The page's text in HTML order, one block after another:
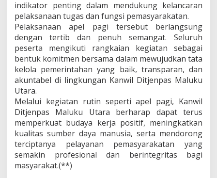
indikator penting dalam mendukung kelancaran
pelaksanaan tugas dan fungsi pemasyarakatan.
Pelaksanaan apel pagi tersebut berlangsung
dengan tertib dan penuh semangat. Seluruh
peserta mengikuti rangkaian kegiatan sebagai
bentuk komitmen bersama dalam mewujudkan tata
kelola pemerintahan yang baik, transparan, dan
akuntabel di lingkungan Kanwil Ditjenpas Maluku
Utara.
Melalui kegiatan rutin seperti apel pagi, Kanwil
Ditjenpas Maluku Utara berharap dapat terus
memperkuat budaya kerja positif, meningkatkan
kualitas sumber daya manusia, serta mendorong
terciptanya pelayanan pemasyarakatan yang
semakin profesional dan berintegritas bagi
masyarakat.(**)